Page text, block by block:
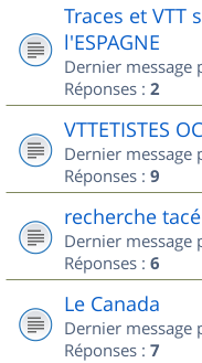
Traces et VTT
l'ESPAGNE
Dernier message
Réponses : 2
VTTETISTES
Dernier message
Réponses : 9
recherche
Dernier message
Réponses : 6
Le Canada
Dernier message
Réponses : 7